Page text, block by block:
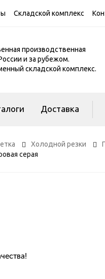
Складской комплекс
производственная
и за рубежом.
складской комплекс.
Доставка
Холодной резки
серая